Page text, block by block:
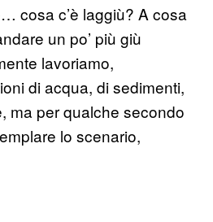
cosa c’è laggiù? A cosa
un po’ più giù
lavoriamo,
di acqua, di sedimenti,
ma per qualche secondo
lo scenario,